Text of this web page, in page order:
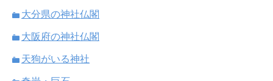
大分県の神社仏閣
大阪府の神社仏閣
天狗がいる神社